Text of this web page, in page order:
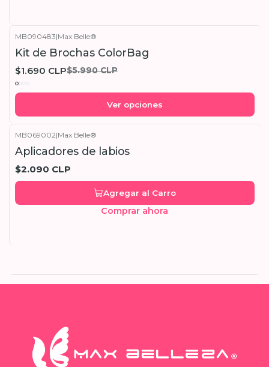
MB090483|Max Belle®
Kit de Brochas ColorBag
$1.690 CLP$5.990 CLP
Ver opciones
MB069002|Max Belle®
Aplicadores de labios
$2.090 CLP
Agregar al Carro
Comprar ahora